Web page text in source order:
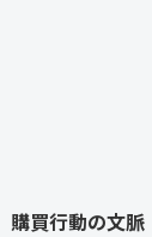
購買行動の文脈